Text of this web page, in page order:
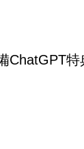
ChatGPT